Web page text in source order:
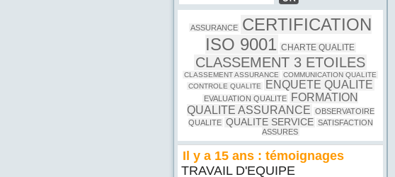
ASSURANCE CERTIFICATION
ISO 9001 CHARTE QUALITE
CLASSEMENT 3 ETOILES
CLASSEMENT ASSURANCE COMMUNICATION QUALITE
CONTROLE QUALITE
ENQUETE QUALITE
EVALUATION QUALITE
FORMATION
QUALITE ASSURANCE OBSERVATOIRE
QUALITE QUALITE SERVICE SATISFACTION
ASSURES
Il y a 15 ans : témoignages
TRAVAIL D'EQUIPE